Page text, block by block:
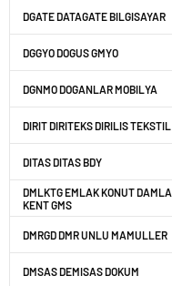
DGATE DATAGATE BILGISAYAR
DGGYO DOGUS GMYO
DGNMO DOGANLAR MOBILYA
DIRIT DIRITEKS DIRILIS TEKSTIL
DITAS DITAS BDY
DMLKTG EMLAK KONUT DAMLA
KENT GMS
DMRGD DMR UNLU MAMULLER
DMSAS DEMISAS DOKUM